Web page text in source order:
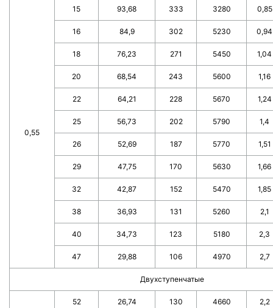
0,55
15 93,68 333 3280 0,85
16 84,9 302 5230 0,94
18 76,23 271 5450 1,04
20 68,54 243 5600 1,16
22 64,21 228 5670 1,24
25 56,73 202 5790 1,4
26 52,69 187 5770 1,51
29 47,75 170 5630 1,66
32 42,87 152 5470 1,85
38 36,93 131 5260 2,1
40 34,73 123 5180 2,3
47 29,88 106 4970 2,7
Двухступенчатые
52 26,74 130 4660 2,2